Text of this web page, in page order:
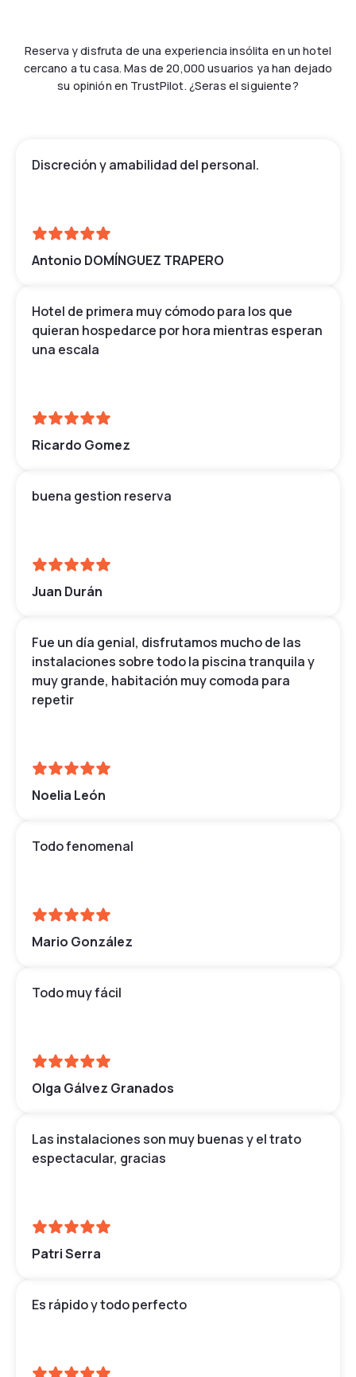
Reserva y disfruta de una experiencia insólita en un hotel
cercano a tu casa. Mas de 20,000 usuarios ya han dejado
su opinión en TrustPilot. ¿Seras el siguiente?
Antonio DOMÍNGUEZ TRAPERO
Discreción y amabilidad del personal.
Ricardo Gomez
Hotel de primera muy cómodo para los que
quieran hospedarce por hora mientras esperan
una escala
Juan Durán
buena gestion reserva
Noelia León
Fue un día genial, disfrutamos mucho de las
instalaciones sobre todo la piscina tranquila y
muy grande, habitación muy comoda para
repetir
Mario González
Todo fenomenal
Olga Gálvez Granados
Todo muy fácil
Patri Serra
Las instalaciones son muy buenas y el trato
espectacular, gracias
Es rápido y todo perfecto